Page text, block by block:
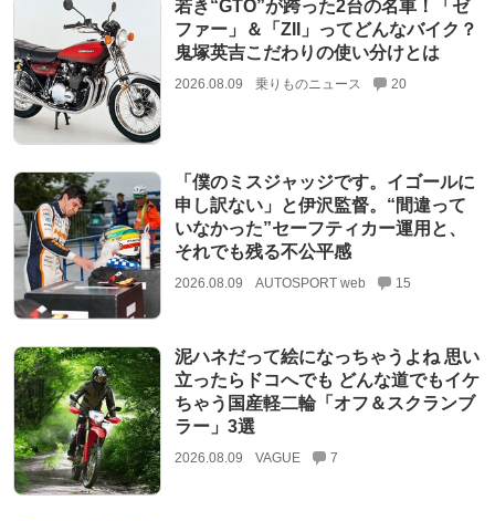
若き“GTO”が跨った2台の名車！「ゼ
ファー」＆「ZII」ってどんなバイク？
鬼塚英吉こだわりの使い分けとは
2026.08.09 乗りものニュース 20
「僕のミスジャッジです。イゴールに
申し訳ない」と伊沢監督。“間違って
いなかった”セーフティカー運用と、
それでも残る不公平感
2026.08.09 AUTOSPORT web 15
泥ハネだって絵になっちゃうよね 思い
立ったらドコへでも どんな道でもイケ
ちゃう国産軽二輪「オフ＆スクランブ
ラー」3選
2026.08.09 VAGUE 7